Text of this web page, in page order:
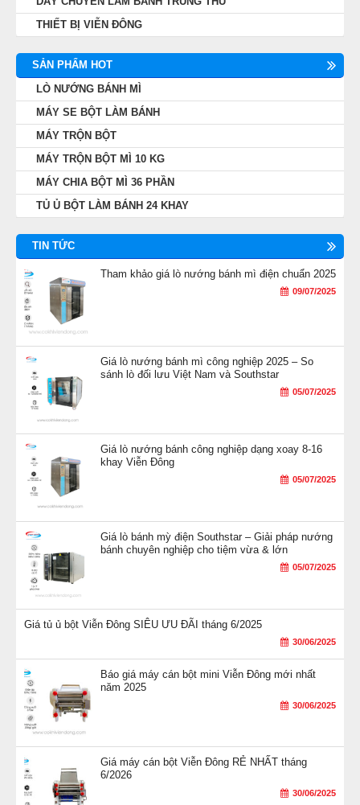
THIẾT BỊ VIỄN ĐÔNG
SẢN PHẨM HOT
LÒ NƯỚNG BÁNH MÌ
MÁY SE BỘT LÀM BÁNH
MÁY TRỘN BỘT
MÁY TRỘN BỘT MÌ 10 KG
MÁY CHIA BỘT MÌ 36 PHẦN
TỦ Ủ BỘT LÀM BÁNH 24 KHAY
TIN TỨC
Tham khảo giá lò nướng bánh mì điện chuẩn 2025
09/07/2025
Giá lò nướng bánh mì công nghiệp 2025 – So
sánh lò đối lưu Việt Nam và Southstar
05/07/2025
Giá lò nướng bánh công nghiệp dạng xoay 8-16
khay Viễn Đông
05/07/2025
Giá lò bánh mỳ điện Southstar – Giải pháp nướng
bánh chuyên nghiệp cho tiệm vừa & lớn
05/07/2025
Giá tủ ủ bột Viễn Đông SIÊU ƯU ĐÃI tháng 6/2025
30/06/2025
Báo giá máy cán bột mini Viễn Đông mới nhất
năm 2025
30/06/2025
Giá máy cán bột Viễn Đông RẺ NHẤT tháng
6/2026
30/06/2025